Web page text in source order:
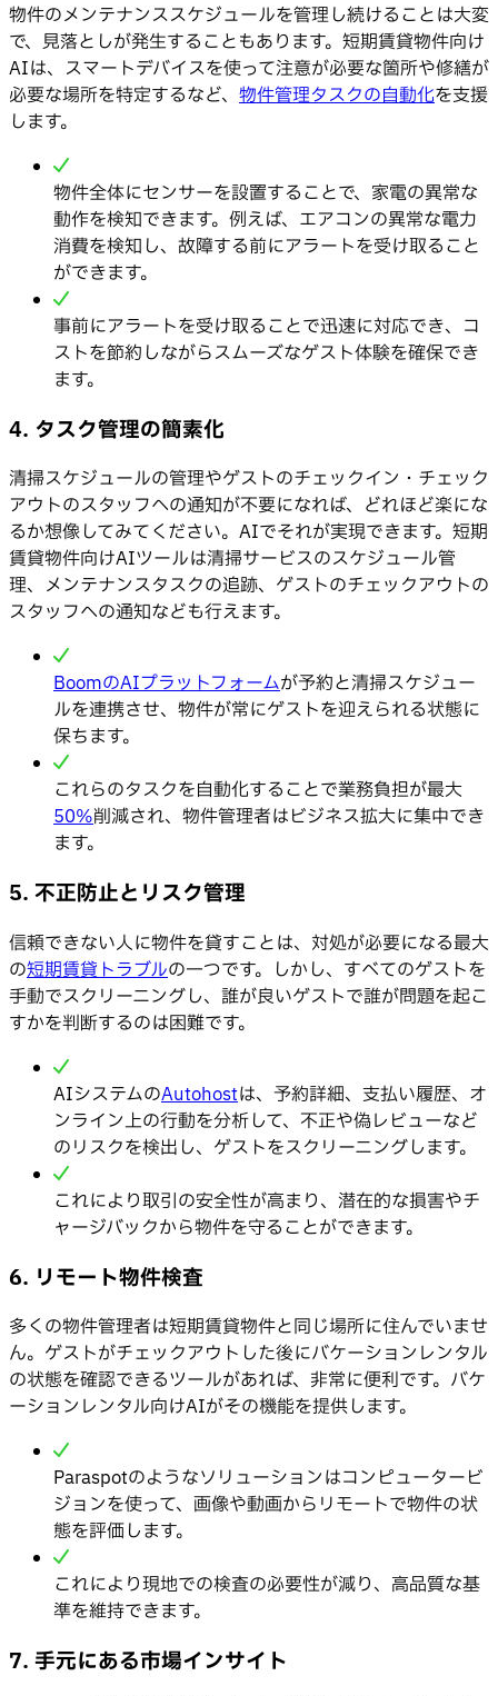
物件のメンテナンススケジュールを管理し続けることは大変
で、見落としが発生することもあります。短期賃貸物件向け
AIは、スマートデバイスを使って注意が必要な箇所や修繕が
必要な場所を特定するなど、 物件管理タスクの自動化を支援
します。
物件全体にセンサーを設置することで、家電の異常な
動作を検知できます。例えば、エアコンの異常な電力
消費を検知し、故障する前にアラートを受け取ること
ができます。
事前にアラートを受け取ることで迅速に対応でき、コ
ストを節約しながらスムーズなゲスト体験を確保でき
ます。
4. タスク管理の簡素化
清掃スケジュールの管理やゲストのチェックイン・チェック
アウトのスタッフへの通知が不要になれば、どれほど楽にな
るか想像してみてください。AIでそれが実現できます。短期
賃貸物件向けAIツールは清掃サービスのスケジュール管
理、メンテナンスタスクの追跡、ゲストのチェックアウトの
スタッフへの通知なども行えます。
BoomのAIプラットフォームが予約と清掃スケジュー
ルを連携させ、物件が常にゲストを迎えられる状態に
保ちます。
これらのタスクを自動化することで業務負担が最大
50%削減され、物件管理者はビジネス拡大に集中でき
ます。
5. 不正防止とリスク管理
信頼できない人に物件を貸すことは、対処が必要になる最大
の短期賃貸トラブルの一つです。しかし、すべてのゲストを
手動でスクリーニングし、誰が良いゲストで誰が問題を起こ
すかを判断するのは困難です。
AIシステムのAutohostは、予約詳細、支払い履歴、オ
ンライン上の行動を分析して、不正や偽レビューなど
のリスクを検出し、ゲストをスクリーニングします。
これにより取引の安全性が高まり、潜在的な損害やチ
ャージバックから物件を守ることができます。
6. リモート物件検査
多くの物件管理者は短期賃貸物件と同じ場所に住んでいませ
ん。ゲストがチェックアウトした後にバケーションレンタル
の状態を確認できるツールがあれば、非常に便利です。バケ
ーションレンタル向けAIがその機能を提供します。
Paraspotのようなソリューションはコンピュータービ
ジョンを使って、画像や動画からリモートで物件の状
態を評価します。
これにより現地での検査の必要性が減り、高品質な基
準を維持できます。
7. 手元にある市場インサイト